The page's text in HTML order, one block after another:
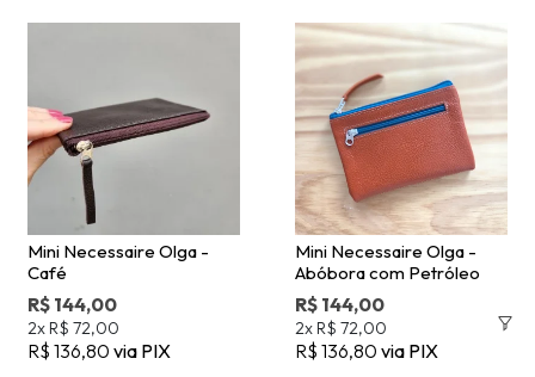
Mini Necessaire Olga -
Café
R$ 144,00
2x R$ 72,00
R$ 136,80 via PIX
Mini Necessaire Olga -
Abóbora com Petróleo
R$ 144,00
2x R$ 72,00
R$ 136,80 via PIX